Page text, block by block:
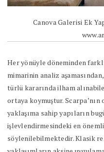
Canova Galerisi Ek
Her yönüyle döneminden
mimarinin analiz
türlü kararında ilham
ortaya koymuştur.
yaklaşıma sahip yapıların
işlevlendirmesindeki en
söylenilebilmektedir. Klasik